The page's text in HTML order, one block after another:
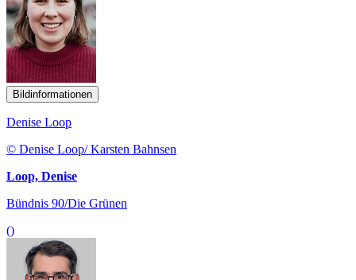
Bildinformationen
Denise Loop
© Denise Loop/ Karsten Bahnsen
Loop, Denise
Bündnis 90/Die Grünen
()